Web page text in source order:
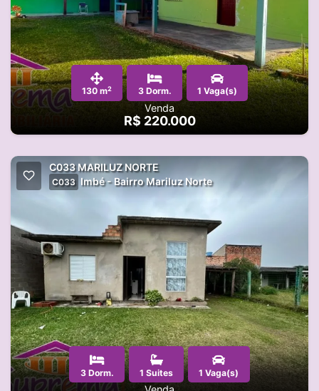
130 m2 3 Dorm. 1 Vaga(s)
Venda
R$ 220.000
C033 MARILUZ NORTE
C033 Imbé - Bairro Mariluz Norte
3 Dorm. 1 Suites 1 Vaga(s)